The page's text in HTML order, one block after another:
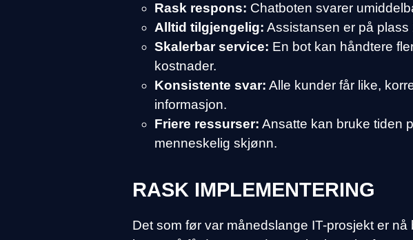
Rask respons: Chatboten svarer
Alltid tilgjengelig: Assistansen er på plass
Skalerbar service: En bot kan håndtere
kostnader.
Konsistente svar: Alle kunder får like,
informasjon.
Friere ressurser: Ansatte kan bruke tiden
menneskelig skjønn.
RASK IMPLEMENTERING
Det som før var månedslange IT-prosjekt er